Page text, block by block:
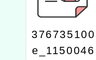
376735100
e_1150046